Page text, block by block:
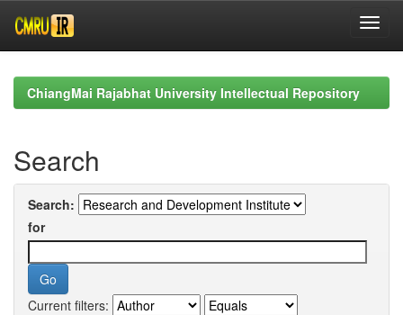
navigationChiangMai Rajabhat University Intellectual Repository
Search
Search:
for
Current filters: